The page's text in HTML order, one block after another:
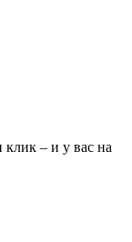
– и у вас на